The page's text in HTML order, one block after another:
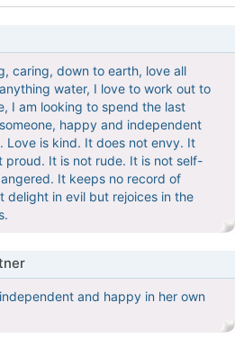
caring, down to earth, love all
water, I love to work out to
I am looking to spend the last
happy and independent
Love is kind. It does not envy. It
proud. It is not rude. It is not self-
It keeps no record of
delight in evil but rejoices in the
and happy in her own